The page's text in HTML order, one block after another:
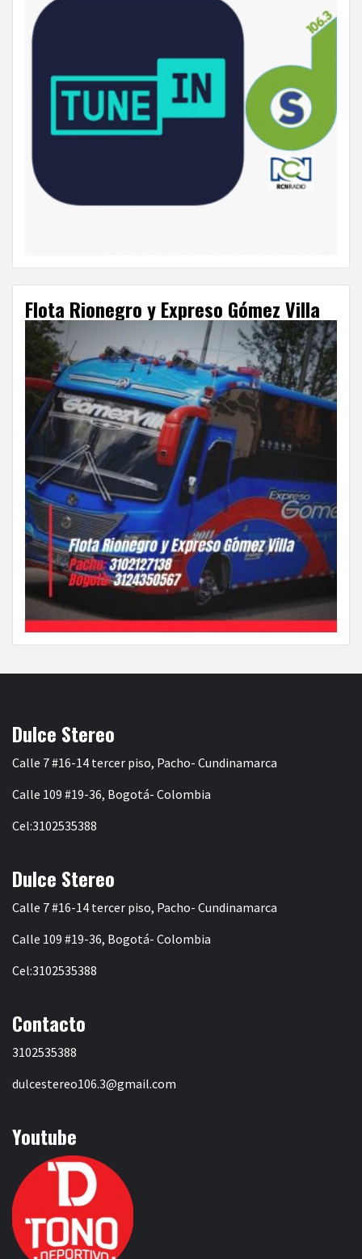
Flota Rionegro y Expreso Gómez Villa
Dulce Stereo
Calle 7 #16-14 tercer piso, Pacho- Cundinamarca
Calle 109 #19-36, Bogotá- Colombia
Cel:3102535388
Dulce Stereo
Calle 7 #16-14 tercer piso, Pacho- Cundinamarca
Calle 109 #19-36, Bogotá- Colombia
Cel:3102535388
Contacto
3102535388
dulcestereo106.3@gmail.com
Youtube